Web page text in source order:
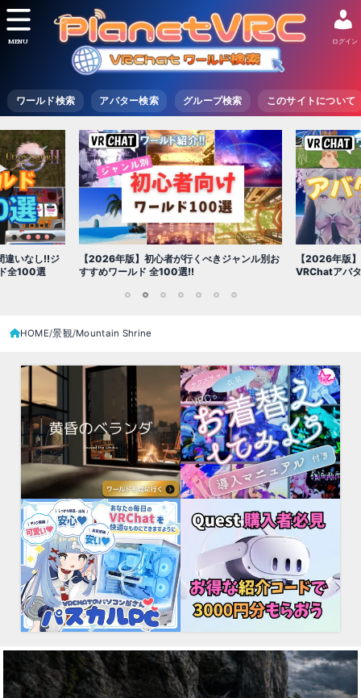
ワールド検索 アバター検索 グループ検索 このサイトについて
ログイン
MENU
ャンル別お
【2026年版】初心者必見!!無料で使える
VRChatアバター（アバターワールド紹介）
【2026年版
世界を味わえ
HOME 景観 Mountain Shrine